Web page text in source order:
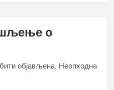
о
објављена. Неопходна